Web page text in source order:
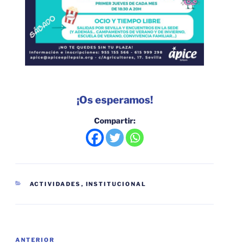
¡Os esperamos!
Compartir:
CATEGORÍAS
ACTIVIDADES , INSTITUCIONAL
Entrada
ANTERIOR